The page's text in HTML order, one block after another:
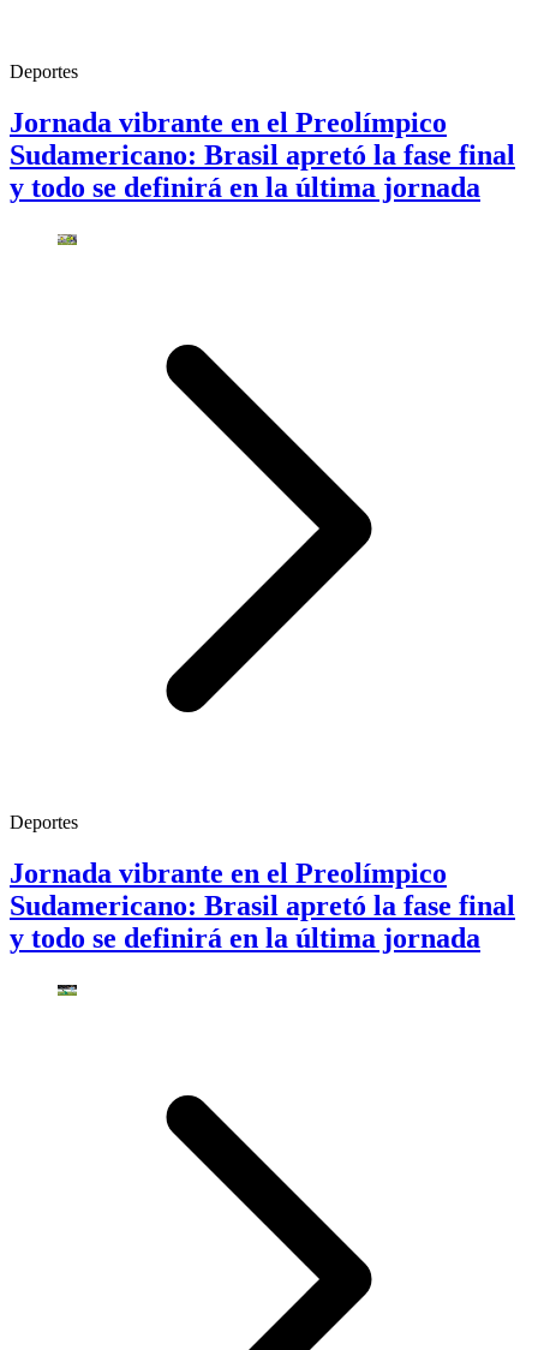
Deportes
Jornada vibrante en el Preolímpico
Sudamericano: Brasil apretó la fase final
y todo se definirá en la última jornada
Deportes
Jornada vibrante en el Preolímpico
Sudamericano: Brasil apretó la fase final
y todo se definirá en la última jornada